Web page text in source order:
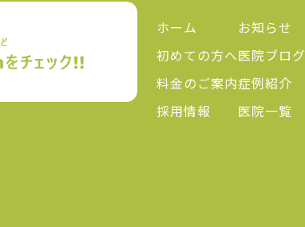
ホーム
初めての方へ
料金のご案内
採用情報
お知らせ
医院ブログ
症例紹介
医院一覧